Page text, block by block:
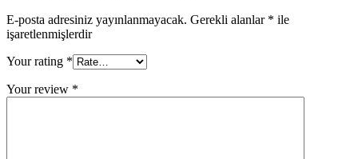
E-posta adresiniz yayınlanmayacak. Gerekli alanlar * ile
işaretlenmişlerdir
Your rating *
Your review *